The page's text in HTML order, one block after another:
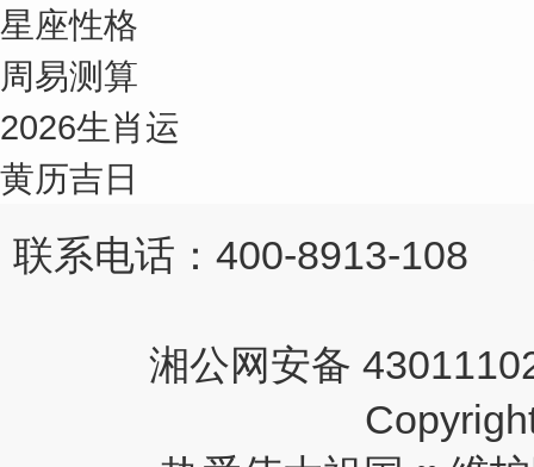
星座性格
周易测算
2026生肖运
黄历吉日
联系电话：400-8913-108
湘公网安备